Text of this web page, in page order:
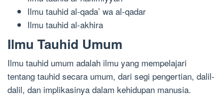
Ilmu tauhid al-qada’ wa al-qadar
Ilmu tauhid al-akhira
Ilmu Tauhid Umum
Ilmu tauhid umum adalah ilmu yang mempelajari
tentang tauhid secara umum, dari segi pengertian, dalil-
dalil, dan implikasinya dalam kehidupan manusia.